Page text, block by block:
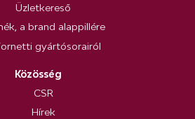
Üzletkereső
a brand alappillére
gyártósorairól
Közösség
CSR
Hírek